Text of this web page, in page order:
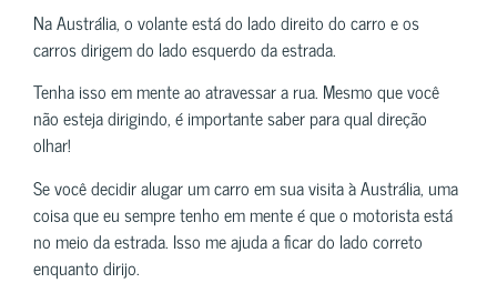
Na Austrália, o volante está do lado direito do carro e os
carros dirigem do lado esquerdo da estrada.
Tenha isso em mente ao atravessar a rua. Mesmo que você
não esteja dirigindo, é importante saber para qual direção
olhar!
Se você decidir alugar um carro em sua visita à Austrália, uma
coisa que eu sempre tenho em mente é que o motorista está
no meio da estrada. Isso me ajuda a ficar do lado correto
enquanto dirijo.